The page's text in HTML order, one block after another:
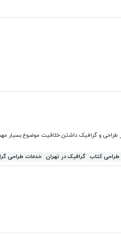
و گرافیک داشتن خلاقیت موضوع بسیار مهمی
طراحی کتاب گرافیک در تهران خدمات طراحی